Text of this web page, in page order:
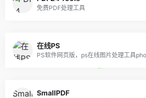
免费PDF处理工具
在线PS
PS软件网页版，ps在线图片处理工具
SmallPDF